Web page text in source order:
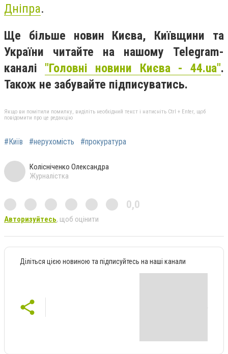
Дніпра.
Ще більше новин Києва, Київщини та
України читайте на нашому Telegram-
каналі "Головні новини Києва - 44.ua".
Також не забувайте підписуватись.
Якщо ви помітили помилку, виділіть необхідний текст і натисніть Ctrl + Enter, щоб
повідомити про це редакцію
#Київ #нерухомість #прокуратура
Колісніченко Олександра
Журналістка
0,0
Авторизуйтесь, щоб оцінити
Діліться цією новиною та підписуйтесь на наші канали